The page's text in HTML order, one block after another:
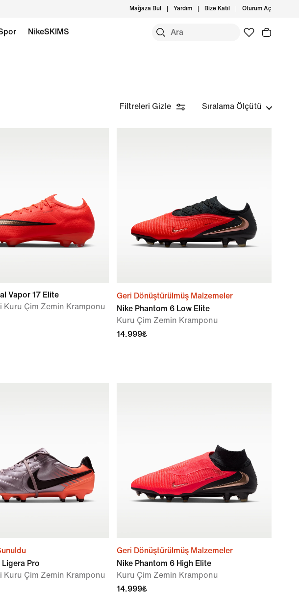
Mağaza Bul Yardım Bize Katıl Oturum Aç
NikeSKIMS
Filtreleri Gizle Sıralama Ölçütü
Vapor 17 Elite
Kuru Çim Zemin Kramponu
Geri Dönüştürülmüş Malzemeler
Nike Phantom 6 Low Elite
Kuru Çim Zemin Kramponu
14.999₺
Ligera Pro
Kuru Çim Zemin Kramponu
Geri Dönüştürülmüş Malzemeler
Nike Phantom 6 High Elite
Kuru Çim Zemin Kramponu
14.999₺